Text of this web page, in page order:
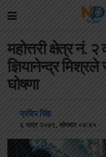
महोत्तरी क्षेत्र नं.
ज्ञियानेन्द्र
घोषणा
प्रदिप सिंह
६ भाद्र २०७९, सोमबार ०४:४५